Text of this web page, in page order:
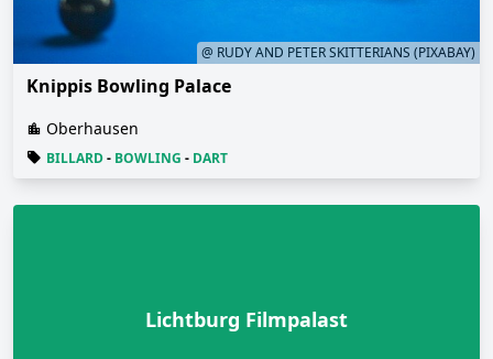
@ RUDY AND PETER SKITTERIANS (PIXABAY)
Knippis Bowling Palace
Oberhausen
BILLARD- BOWLING - DART
Lichtburg Filmpalast